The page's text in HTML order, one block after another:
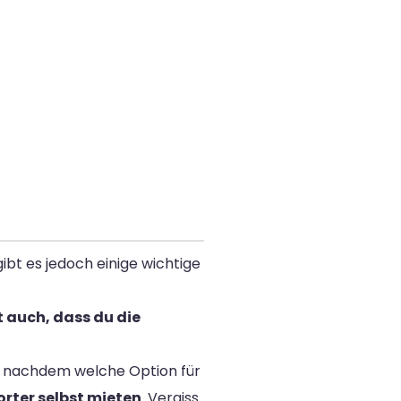
es jedoch einige wichtige
dass du die
nachdem welche Option für